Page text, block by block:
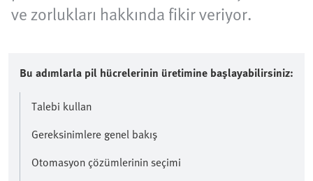
ve zorlukları hakkında fikir veriyor.
Bu adımlarla pil hücrelerinin üretimine başlayabilirsiniz:
Talebi kullan
Gereksinimlere genel bakış
Otomasyon çözümlerinin seçimi